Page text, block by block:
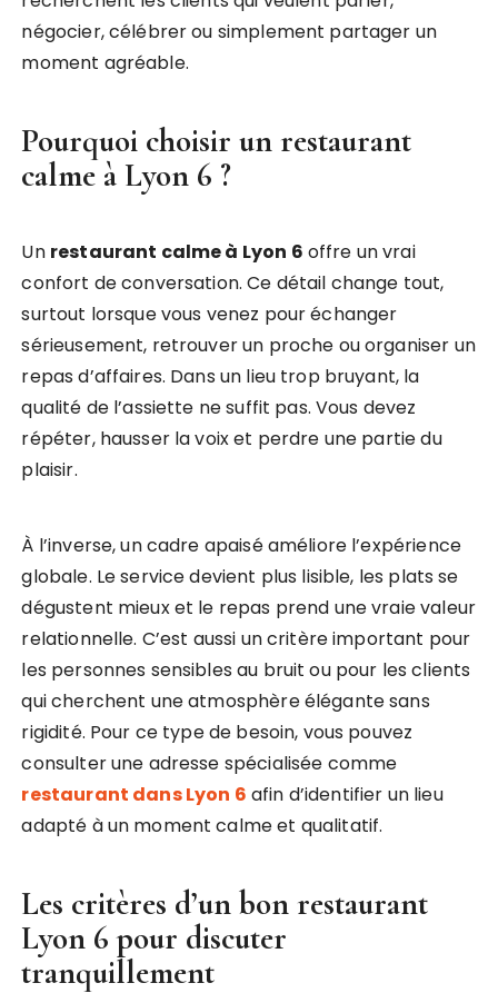
négocier, célébrer ou simplement partager un
moment agréable.
Pourquoi choisir unrestaurant
calme à Lyon 6 ?
Un restaurant calme à Lyon 6 offre un vrai
confort de conversation. Ce détail change tout,
surtout lorsque vous venez pour échanger
sérieusement, retrouver un proche ou organiser un
repas d’affaires. Dans un lieu trop bruyant, la
qualité de l’assiette ne suffit pas. Vous devez
répéter, hausser la voix et perdre une partie du
plaisir.
À l’inverse, un cadre apaisé améliore l’expérience
globale. Le service devient plus lisible, les plats se
dégustent mieux et le repas prend une vraie valeur
relationnelle. C’est aussi un critère important pour
les personnes sensibles au bruit ou pour les clients
qui cherchent une atmosphère élégante sans
rigidité. Pour ce type de besoin, vous pouvez
consulter une adresse spécialisée comme
restaurant dans Lyon 6 afin d’identifier un lieu
adapté à un moment calme et qualitatif.
Les critères d’un bonrestaurant
Lyon 6 pour discuter
tranquillement